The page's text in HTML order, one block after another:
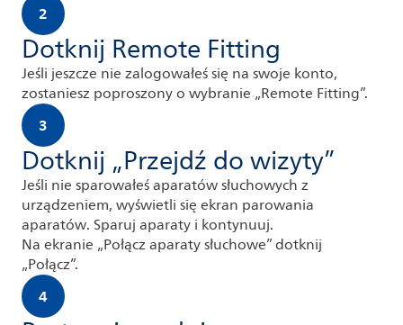
2
Dotknij Remote Fitting
Jeśli jeszcze nie zalogowałeś się na swoje konto,
zostaniesz poproszony o wybranie „Remote Fitting”.
3
Dotknij „Przejdź do wizyty”
Jeśli nie sparowałeś aparatów słuchowych z
urządzeniem, wyświetli się ekran parowania
aparatów. Sparuj aparaty i kontynuuj.
Na ekranie „Połącz aparaty słuchowe” dotknij
„Połącz”.
4